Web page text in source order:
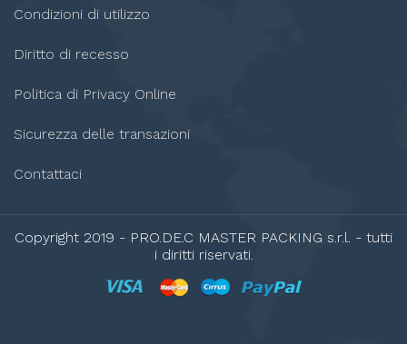
Condizioni di utilizzo
Diritto di recesso
Politica di Privacy Online
Sicurezza delle transazioni
Contattaci
Copyright 2019 - PRO.DE.C MASTER PACKING s.r.l. - tutti
i diritti riservati.